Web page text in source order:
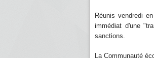
Réunis vendredi
immédiat d'une
sanctions.
La Communauté